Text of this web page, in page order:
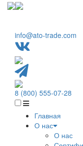
info@ato-trade.com
8 (800) 555-07-28
Главная
О нас
О нас